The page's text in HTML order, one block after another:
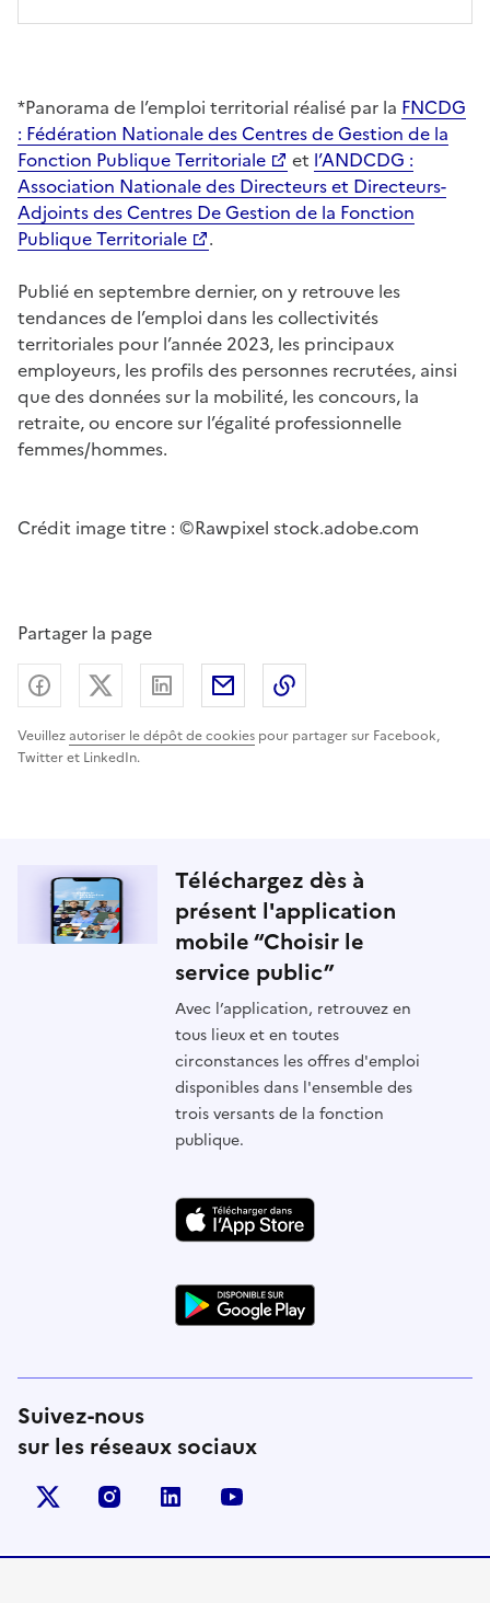
*Panorama de l’emploi territorial réalisé par la FNCDG
: Fédération Nationale des Centres de Gestion de la
Fonction Publique Territoriale
et l’ANDCDG :
Association Nationale des Directeurs et Directeurs-
Adjoints des Centres De Gestion de la Fonction
Publique Territoriale
.
Publié en septembre dernier, on y retrouve les
tendances de l’emploi dans les collectivités
territoriales pour l’année 2023, les principaux
employeurs, les profils des personnes recrutées, ainsi
que des données sur la mobilité, les concours, la
retraite, ou encore sur l’égalité professionnelle
femmes/hommes.
Crédit image titre : ©Rawpixel stock.adobe.com
Partager la page
Veuillezautoriser le dépôt de cookies pour partager sur Facebook,
Twitter et LinkedIn.
Partager sur Facebook
Partager sur X (anciennement Twitter) -
Partager sur LinkedIn
Partager par email
Téléchargez dès à
présent l'application
mobile “Choisir le
service public”
Avec l’application, retrouvez en
tous lieux et en toutes
circonstances les offres d'emploi
disponibles dans l'ensemble des
trois versants de la fonction
publique.
Suivez-nous
sur les réseaux sociaux
X (anciennement Twitter)
instagramlinkedin